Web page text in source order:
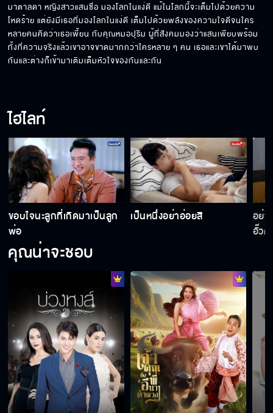
ความปลอมกับความจริง มันอยู่ด้วยกันไม่ได้
หรอก
คุณอยากไปเจอครอบครัวของผมมั้ย
การเป็นกะเทยมันไม่ใช่เรื่องผิด แต่เหมือนไปทุบ
ทุกอย่างที่เขาสร้างให้
เป็นหนึ่งน่ารักที่สุดในโลกเลย
อั๊วไม่ตายเพราะไม่มีคนคอยอยู่ดูแลหรอก
มาตาลดา หญิงสาวแสนซื่อ มองโลกในแง่ดี แม้ในโลกนี้จะเต็มไปด้วยความ
โหดร้าย แต่ยังมีเธอที่มองโลกในแง่ดี เต็มไปด้วยพลังของความใจดีจนใคร
หลายคนคิดว่าเธอเพี้ยน กับคุณหมอปุริม ผู้ที่สังคมมองว่าแสนเพียบพร้อม
ทั้งที่ความจริงแล้วเขาอาจขาดมากกว่าใครหลาย ๆ คน เธอและเขาได้มาพบ
กันและต่างก็เข้ามาเติมเต็มหัวใจของกันและกัน
ไฮไลท์
ขอบใจนะลูกที่เกิดมาเป็นลูก
พ่อ
เป็นหนึ่งอย่าอ่อยสิ
อย่
อั๊ว
คุณน่าจะชอบ